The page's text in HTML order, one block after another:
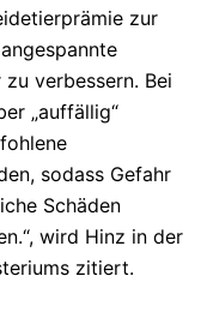
zur
verbessern. Bei
„auffällig“
sodass Gefahr
Schäden
wird Hinz in der
zitiert.